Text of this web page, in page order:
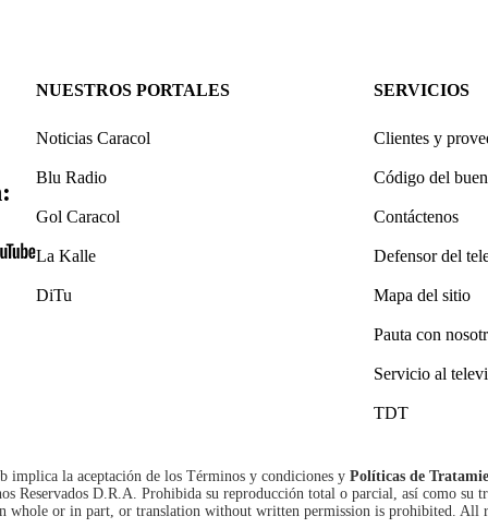
youtube-
google
NUESTROS PORTALES
Noticias Caracol
Blu Radio
Gol Caracol
La Kalle
DiTu
SERVICIOS
Clientes y
Código del
Contáctenos
Defensor del
Mapa del sitio
Pauta con
Servicio al
TDT
implica la aceptación de los Términos y condiciones y Políticas de
Reservados D.R.A. Prohibida su reproducción total o parcial, así como su
whole or in part, or translation without written permission is prohibited. All